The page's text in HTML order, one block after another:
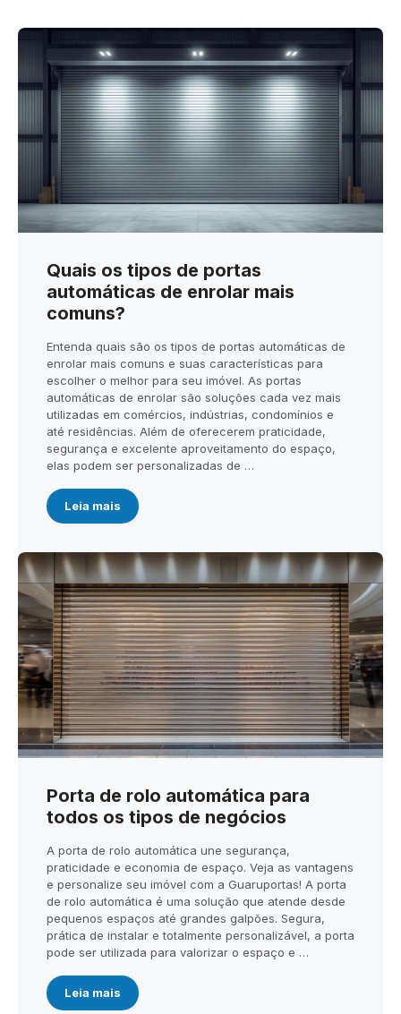
Quais os tipos de portas
automáticas de enrolar mais
comuns?
Entenda quais são os tipos de portas automáticas de
enrolar mais comuns e suas características para
escolher o melhor para seu imóvel. As portas
automáticas de enrolar são soluções cada vez mais
utilizadas em comércios, indústrias, condomínios e
até residências. Além de oferecerem praticidade,
segurança e excelente aproveitamento do espaço,
elas podem ser personalizadas de …
Leia mais
Porta de rolo automática para
todos os tipos de negócios
A porta de rolo automática une segurança,
praticidade e economia de espaço. Veja as vantagens
e personalize seu imóvel com a Guaruportas! A porta
de rolo automática é uma solução que atende desde
pequenos espaços até grandes galpões. Segura,
prática de instalar e totalmente personalizável, a porta
pode ser utilizada para valorizar o espaço e …
Leia mais